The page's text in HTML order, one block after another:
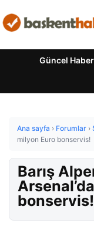
Güncel
Ana sayfa › Forumlar ›
milyon Euro bonservis!
Barış
bonservis!